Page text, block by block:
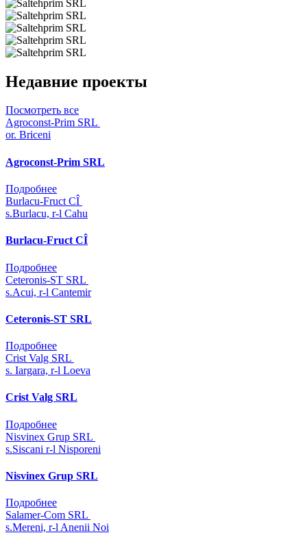
Недавние проекты
Посмотреть все
Agroconst-Prim SRL
or. Briceni
Agroconst-Prim SRL
Подробнее
Burlacu-Fruct CÎ
s.Burlacu, r-l Cahu
Burlacu-Fruct CÎ
Подробнее
Ceteronis-ST SRL
s.Acui, r-l Cantemir
Ceteronis-ST SRL
Подробнее
Crist Valg SRL
s. Iargara, r-l Loeva
Crist Valg SRL
Подробнее
Nisvinex Grup SRL
s.Siscani r-l Nisporeni
Nisvinex Grup SRL
Подробнее
Salamer-Com SRL
s.Mereni, r-l Anenii Noi